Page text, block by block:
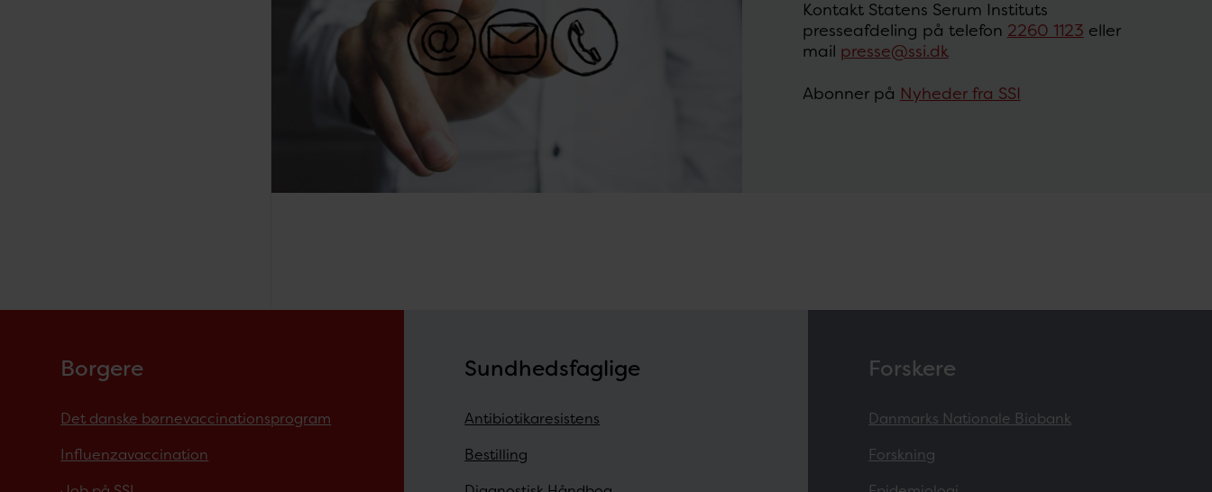
Kontakt Statens Serum Instituts
presseafdeling på telefon 2260 1123 eller
mail presse@ssi.dk
Abonner på Nyheder fra SSI
Borgere
Det danske børnevaccinationsprogram
Influenzavaccination
Sundhedsfaglige
Antibiotikaresistens
Bestilling
Forskere
Danmarks Nationale Biobank
Forskning